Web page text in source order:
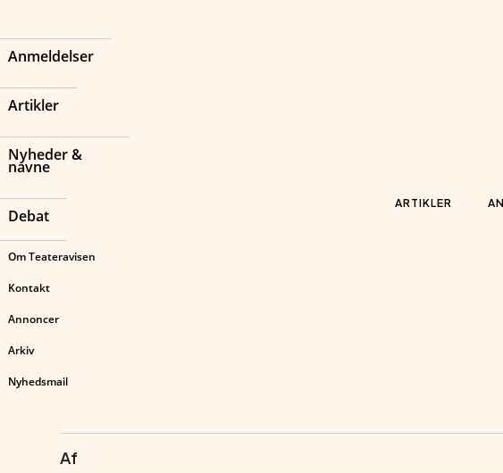
Anmeldelser
Artikler
Nyheder &
navne
Debat
Om Teateravisen
Kontakt
Annoncer
Arkiv
Nyhedsmail
ARTIKLER
Af